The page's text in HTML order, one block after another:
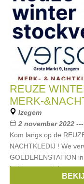
REUZE
MERK-
Izegem
2 november 2022
Kom langs op de
NACHTKLEDIJ ! We
GOEDERENSTATION
hebben voor ieder wat
Esprit,